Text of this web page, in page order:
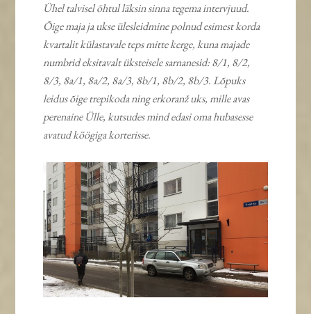
Ühel talvisel õhtul läksin sinna tegema intervjuud.
Õige maja ja ukse ülesleidmine polnud esimest korda
kvartalit külastavale teps mitte kerge, kuna majade
numbrid eksitavalt üksteisele sarnanesid: 8/1, 8/2,
8/3, 8a/1, 8a/2, 8a/3, 8b/1, 8b/2, 8b/3. Lõpuks
leidus õige trepikoda ning erkoranž uks, mille avas
perenaine Ülle, kutsudes mind edasi oma hubasesse
avatud köögiga korterisse.